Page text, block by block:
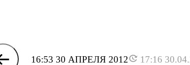
16:53 30 АПРЕЛЯ 2012 17:16